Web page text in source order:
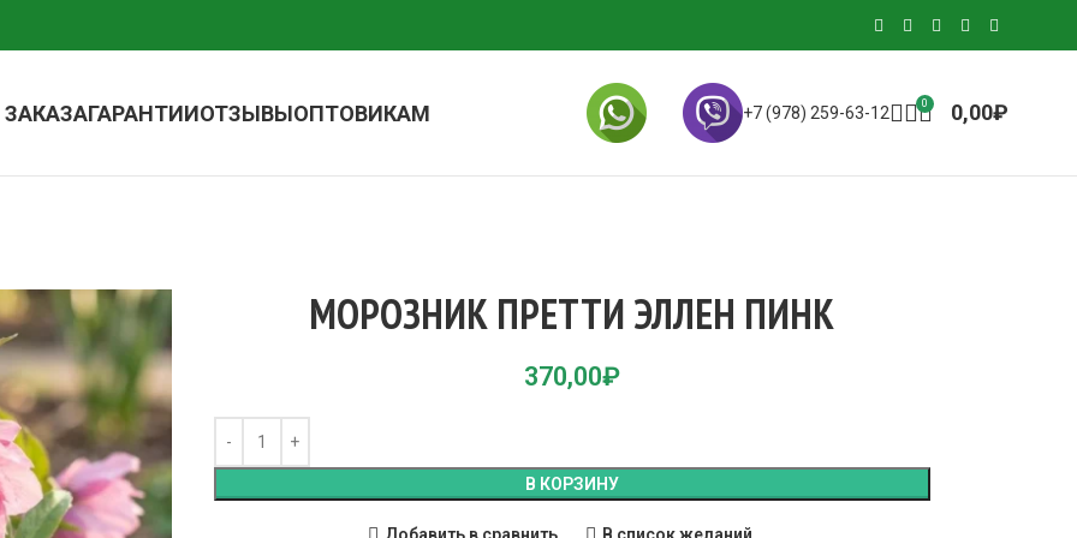
ГАРАНТИИОТЗЫВЫОПТОВИКАМ +7 (978) 259-63-12 0 0,00₽
МОРОЗНИК ПРЕТТИ ЭЛЛЕН ПИНК
370,00₽
В КОРЗИНУ
Добавить в сравнить В список желаний